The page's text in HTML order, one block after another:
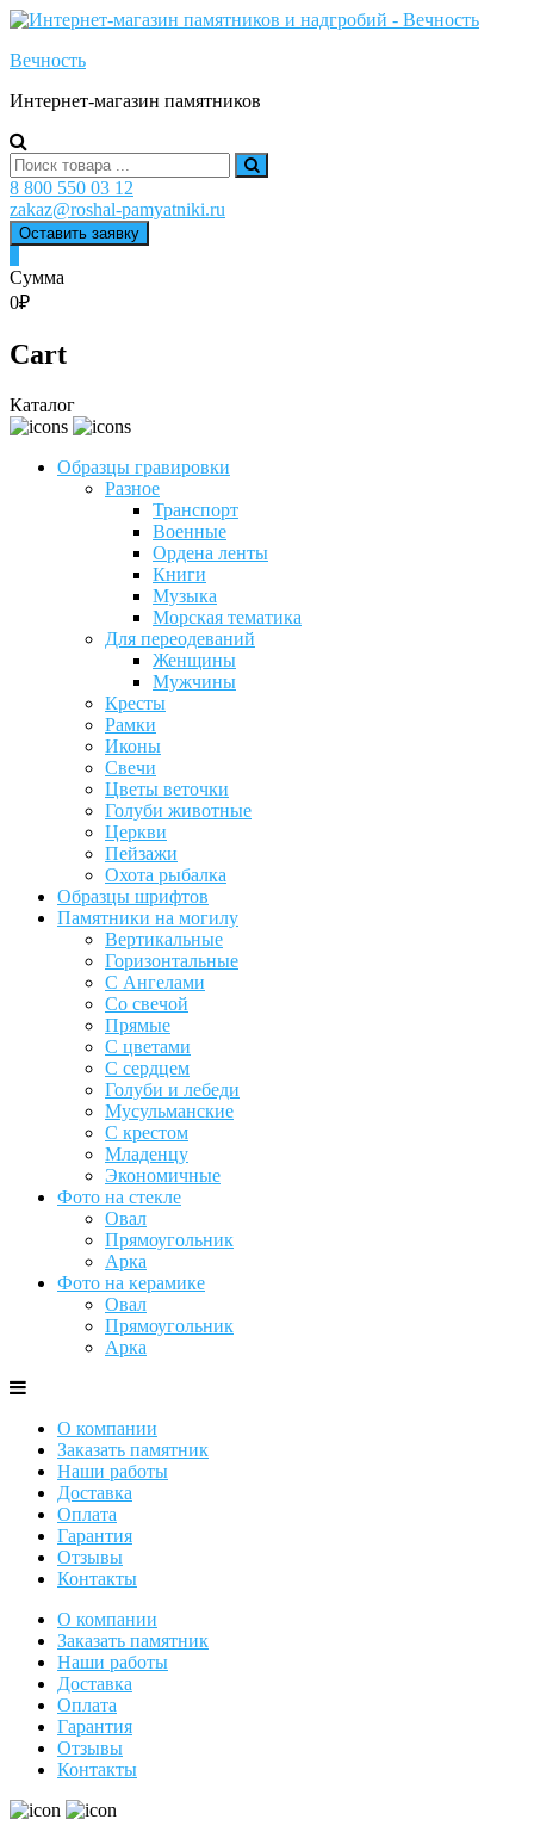
Skip
content
Вечность
Интернет-магазин памятников
Search
for:
8 800 550 03 12
zakaz@roshal-pamyatniki.ru
Оставить заявку
Сумма
0₽
Cart
Каталог
Образцы гравировки
Разное
Транспорт
Военные
Ордена ленты
Книги
Музыка
Морская тематика
Для переодеваний
Женщины
Мужчины
Кресты
Рамки
Иконы
Свечи
Цветы веточки
Голуби животные
Церкви
Пейзажи
Охота рыбалка
Образцы шрифтов
Памятники на могилу
Вертикальные
Горизонтальные
С Ангелами
Со свечой
Прямые
С цветами
С сердцем
Голуби и лебеди
Мусульманские
С крестом
Младенцу
Экономичные
Фото на стекле
Овал
Прямоугольник
Арка
Фото на керамике
Овал
Прямоугольник
Арка
О компании
Заказать памятник
Наши работы
Доставка
Оплата
Гарантия
Отзывы
Контакты
О компании
Заказать памятник
Наши работы
Доставка
Оплата
Гарантия
Отзывы
Контакты